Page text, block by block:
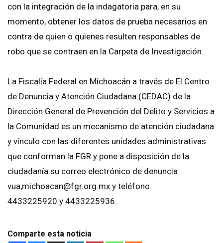
con la integración de la indagatoria para, en su
momento, obtener los datos de prueba necesarios en
contra de quien o quienes resulten responsables de
robo que se contraen en la Carpeta de Investigación.
La Fiscalía Federal en Michoacán a través de El Centro
de Denuncia y Atención Ciudadana (CEDAC) de la
Dirección General de Prevención del Delito y Servicios a
la Comunidad es un mecanismo de atención ciudadana
y vínculo con las diferentes unidades administrativas
que conforman la FGR y pone a disposición de la
ciudadanía su correo electrónico de denuncia
vua,michoacan@fgr.org.mx y teléfono
4433225920 y 4433225936.
Comparte esta noticia